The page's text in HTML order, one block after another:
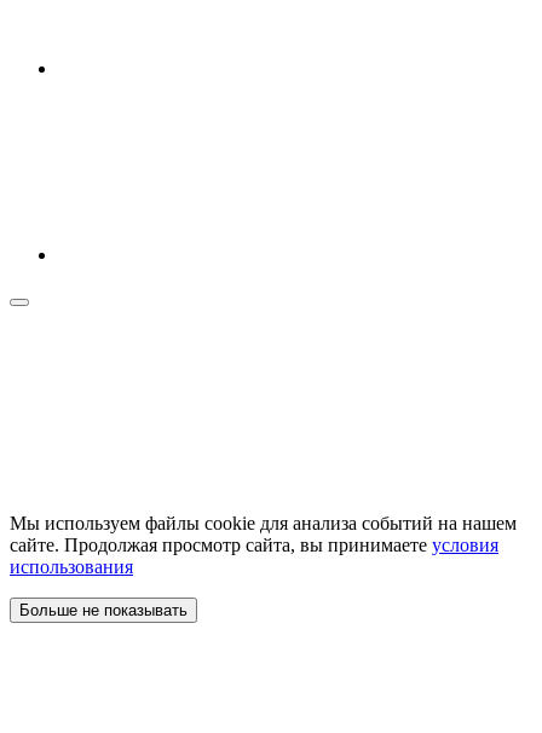
Мы используем файлы cookie для анализа событий на нашем
сайте. Продолжая просмотр сайта, вы принимаете условия
использования
Больше не показывать